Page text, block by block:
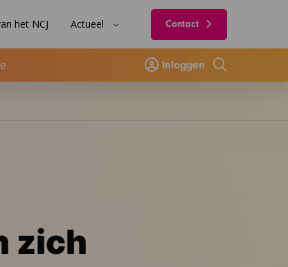
het NCJ Actueel Contact
Inloggen
Zoeken
zich